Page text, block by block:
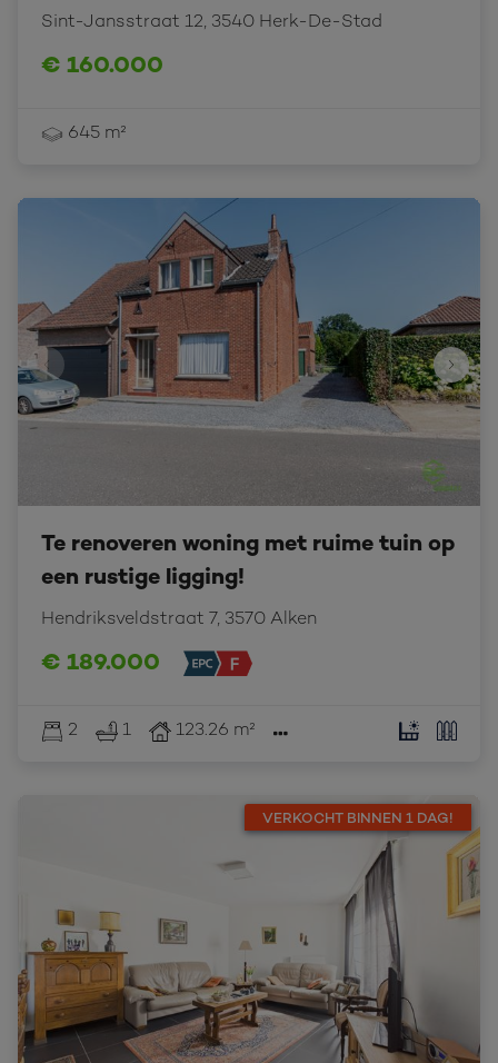
Sint-Jansstraat 12, 3540 Herk-De-Stad
€ 160.000
645 m²
Te renoveren woning met ruime tuin op
een rustige ligging!
Hendriksveldstraat 7, 3570 Alken
€ 189.000
2 1 123.26 m²
VERKOCHT BINNEN 1 DAG!